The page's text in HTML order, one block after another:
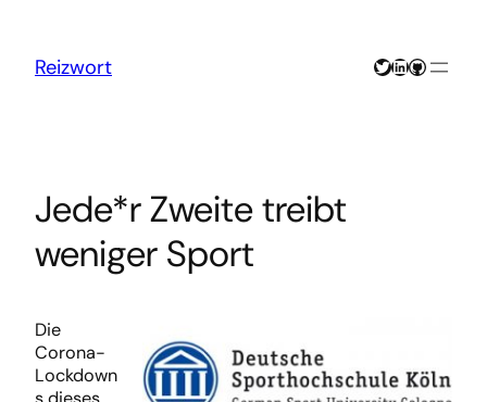
springen
Reizwort Twitter
LinkedIn
GitHub
Jede*r Zweite treibt
weniger Sport
Die
Corona-
Lockdown